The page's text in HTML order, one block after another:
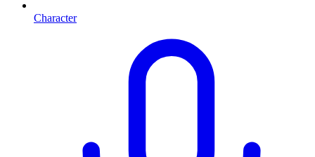
Character